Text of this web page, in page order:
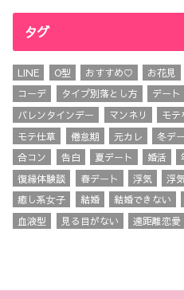
タグ
LINE O型 おすすめ♡ お花見
コーデ
タイプ別落とし方 デート
バレンタインデー
マンネリ モテ
モテ仕草
倦怠期 元カレ 冬デ
合コン
告白 夏デート 婚活
復縁体験談
春デート 浮気 浮
癒し系女子
結婚 結婚できない
血液型
見る目がない 遠距離恋愛